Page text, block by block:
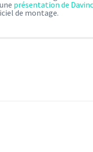
présentation de
de montage.